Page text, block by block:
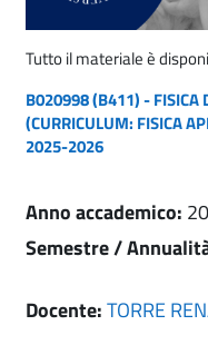
Tutto il materiale è
B020998 (B411) - FISICA
(CURRICULUM: FISICA
2025-2026
Anno accademico:
Semestre /
Docente:TORRE